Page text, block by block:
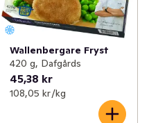
Wallenbergare Fryst
420 g, Dafgårds
45,38 kr
108,05 kr /kg